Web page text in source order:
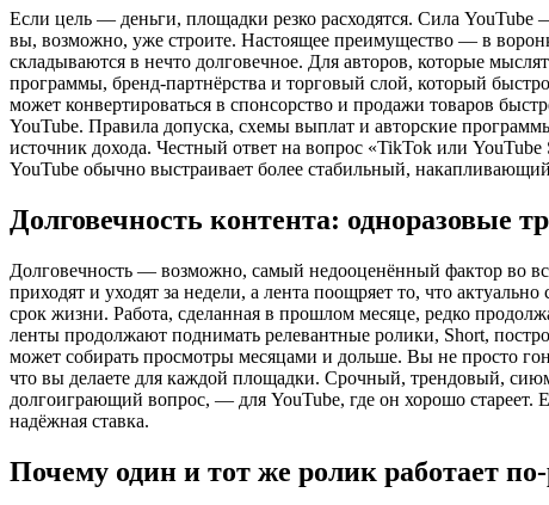
Если цель — деньги, площадки резко расходятся. Сила
вы, возможно, уже строите. Настоящее преимущество — в
складываются в нечто долговечное. Для авторов, которые
программы, бренд-партнёрства и торговый слой, который
может конвертироваться в спонсорство и продажи товаров
YouTube. Правила допуска, схемы выплат и авторские
источник дохода. Честный ответ на вопрос «TikTok или
YouTube обычно выстраивает более стабильный,
Долговечность контента: одноразовые
Долговечность — возможно, самый недооценённый фактор во
приходят и уходят за недели, а лента поощряет то, что
срок жизни. Работа, сделанная в прошлом месяце, редко
ленты продолжают поднимать релевантные ролики, Short,
может собирать просмотры месяцами и дольше. Вы не просто
что вы делаете для каждой площадки. Срочный, трендовый,
долгоиграющий вопрос, — для YouTube, где он хорошо стареет.
надёжная ставка.
Почему один и тот же ролик работает